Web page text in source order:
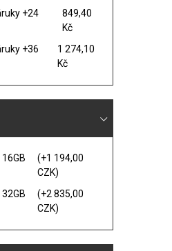
+24
849,40
Kč
+36
1 274,10
Kč
(+1 194,00
CZK)
(+2 835,00
CZK)